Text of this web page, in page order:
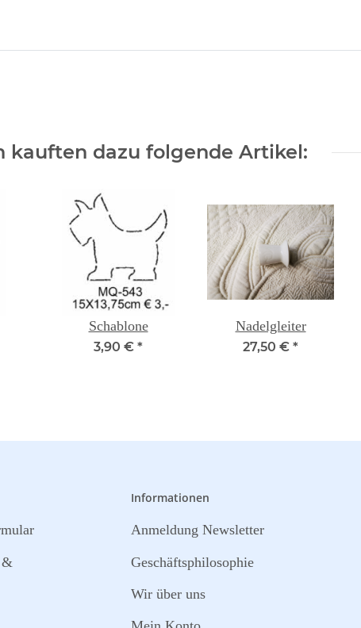
kauften dazu folgende Artikel:
Schablone
3,90 € *
Nadelgleiter
27,50 € *
&
Informationen
Anmeldung Newsletter
Geschäftsphilosophie
Wir über uns